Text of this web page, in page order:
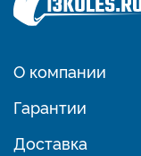
О компании
Гарантии
Доставка